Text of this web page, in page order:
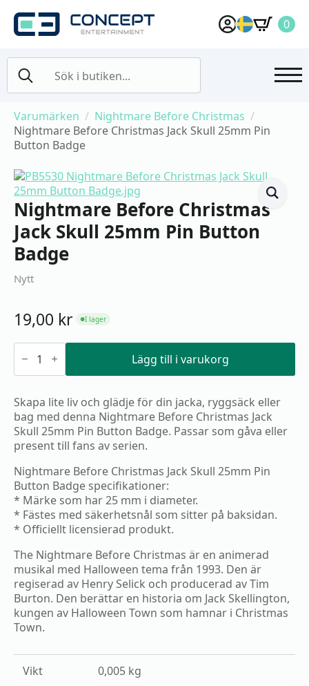
0
for:
Varumärken
Nightmare Before Christmas
Nightmare Before Christmas Jack Skull 25mm Pin
Button Badge
Nightmare Before Christmas
Jack Skull 25mm Pin Button
Badge
Nytt
19,00 kr ●I lager
Nightmare
Before
Jack
25mm
Pin
Button
Badge
mängd
Lägg till i varukorg
Skapa lite liv och glädje för din jacka, ryggsäck eller
bag med denna Nightmare Before Christmas Jack
Skull 25mm Pin Button Badge. Passar som gåva eller
present till fans av serien.
Nightmare Before Christmas Jack Skull 25mm Pin
Button Badge specifikationer:
* Märke som har 25 mm i diameter.
* Fästes med säkerhetsnål som sitter på baksidan.
* Officiellt licensierad produkt.
The Nightmare Before Christmas är en animerad
musikal med Halloween tema från 1993. Den är
regiserad av Henry Selick och producerad av Tim
Burton. Den berättar en historia om Jack Skellington,
kungen av Halloween Town som hamnar i Christmas
Town.
Vikt 0,005 kg